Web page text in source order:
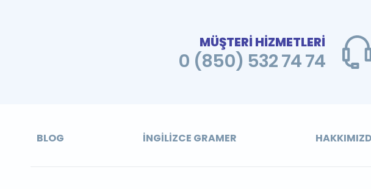
MÜŞTERİ HİZMETLERİ
0 (850) 532 74 74
BLOG İNGILIZCE GRAMER